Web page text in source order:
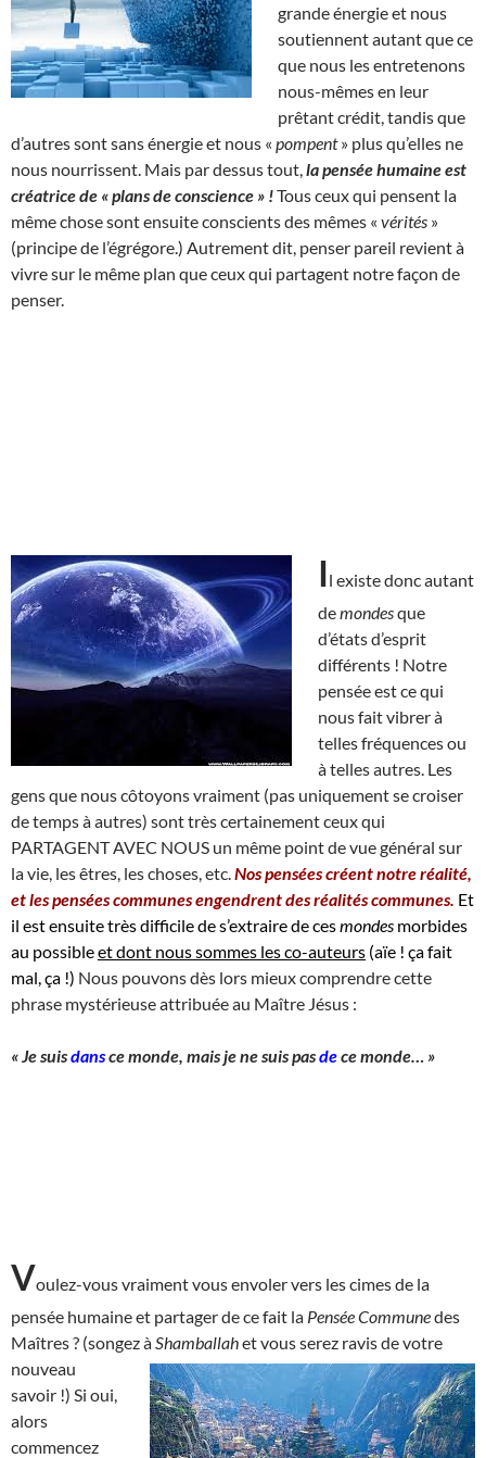
grande énergie et nous
soutiennent autant que ce
que nous les entretenons
nous-mêmes en leur
prêtant crédit, tandis que
d’autres sont sans énergie et nous « pompent» plus qu’elles ne
nous nourrissent. Mais par dessus tout, la pensée humaine est
créatrice de « plans de conscience » !Tous ceux qui pensent la
même chose sont ensuite conscients des mêmes « vérités »
(principe de l’égrégore.) Autrement dit, penser pareil revient à
vivre sur le même plan que ceux qui partagent notre façon de
penser.
Il existe donc autant
demondesque
d’états d’esprit
différents ! Notre
pensée est ce qui
nous fait vibrer à
telles fréquences ou
à telles autres. Les
gens que nous côtoyons vraiment (pas uniquement se croiser
de temps à autres) sont très certainement ceux qui
PARTAGENT AVEC NOUS un même point de vue général sur
la vie, les êtres, les choses, etc. Nos pensées créent notre réalité,
et les pensées communes engendrent des réalités communes. Et
il est ensuite très difficile de s’extraire de cesmondes morbides
au possibleet dont nous sommes les co-auteurs (aïe ! ça fait
mal, ça !) Nous pouvons dès lors mieux comprendre cette
phrase mystérieuse attribuée au Maître Jésus :
« Je suisdansce monde, mais je ne suis pasdece monde… »
Voulez-vous vraiment vous envoler vers les cimes de la
pensée humaine et partager de ce fait la Pensée Communedes
Maîtres ? (songez à Shamballahetvous serez ravis de votre
nouveau
savoir !) Si oui,
alors
commencez